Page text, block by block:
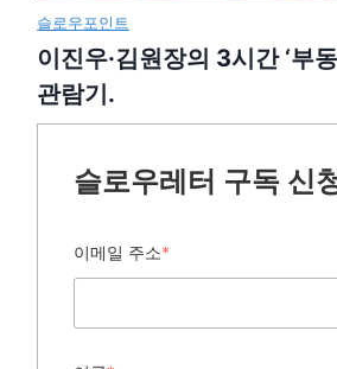
슬로우포인트
이진우·김원장의 3시간 ‘부
관람기.
슬로우레터 구독 신
이메일 주소*